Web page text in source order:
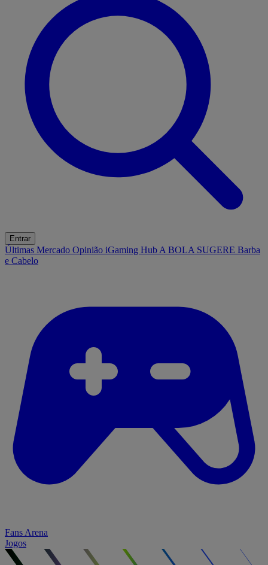
Entrar
Últimas Mercado Opinião iGaming Hub A BOLA SUGERE Barba
e Cabelo
Fans Arena
Jogos